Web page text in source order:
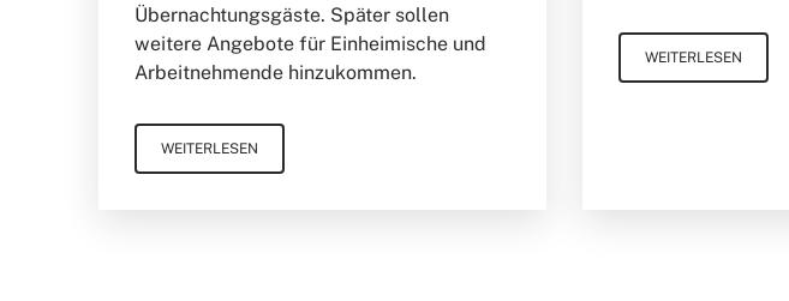
Übernachtungsgäste. Später sollen
weitere Angebote für Einheimische und
Arbeitnehmende hinzukommen.
WEITERLESEN
WEITERLESEN